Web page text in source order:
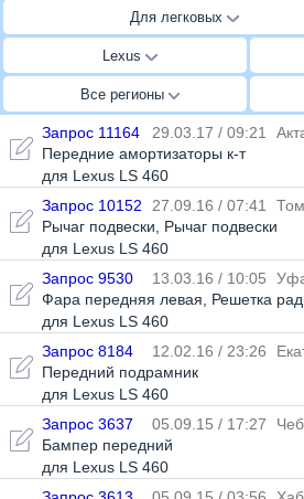
Для легковых
Lexus
Все регионы
Запрос 11164 29.03.17 / 09:21
Передние амортизаторы к-т
для Lexus LS 460
Запрос 10152 27.09.16 / 07:41
Рычаг подвески
Рычаг подвески
для Lexus LS 460
Запрос 9530 13.03.16 / 10:05
Фара передняя левая
Решетка
для Lexus LS 460
Запрос 8184 12.02.16 / 23:26
Передний подрамник
для Lexus LS 460
Запрос 3637 05.09.15 / 17:27
Бампер передний
для Lexus LS 460